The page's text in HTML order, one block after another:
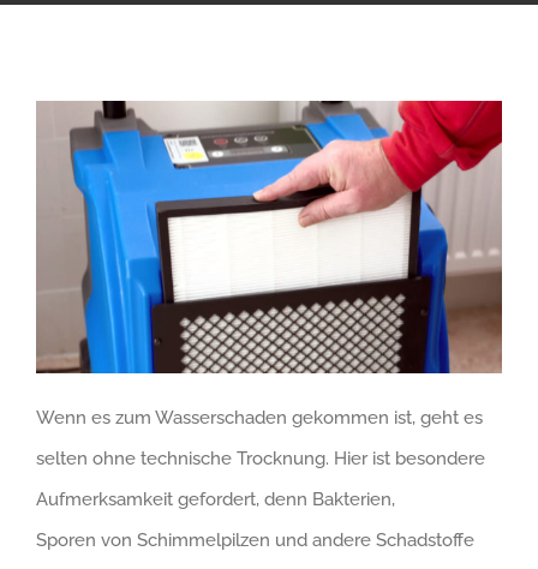
Wenn es zum Wasserschaden gekommen ist, geht es
selten ohne technische Trocknung. Hier ist besondere
Aufmerksamkeit gefordert, denn Bakterien,
Sporen von Schimmelpilzen und andere Schadstoffe